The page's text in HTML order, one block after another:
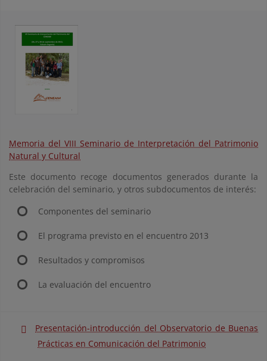
Memoria del VIII Seminario de Interpretación del Patrimonio
Natural y Cultural
Este documento recoge documentos generados durante la
celebración del seminario, y otros subdocumentos de interés:
Componentes del seminario
El programa previsto en el encuentro 2013
Resultados y compromisos
La evaluación del encuentro
Presentación-introducción del Observatorio de Buenas
Prácticas en Comunicación del Patrimonio